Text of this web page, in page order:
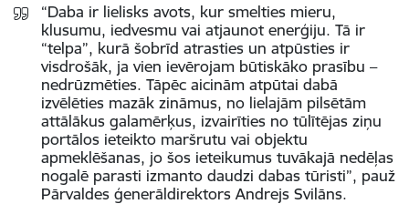
“Daba ir lielisks avots, kur smelties mieru,
klusumu, iedvesmu vai atjaunot enerģiju. Tā ir
“telpa”, kurā šobrīd atrasties un atpūsties ir
visdrošāk, ja vien ievērojam būtiskāko prasību –
nedrūzmēties. Tāpēc aicinām atpūtai dabā
izvēlēties mazāk zināmus, no lielajām pilsētām
attālākus galamērķus, izvairīties no tūlītējas ziņu
portālos ieteikto maršrutu vai objektu
apmeklēšanas, jo šos ieteikumus tuvākajā nedēļas
nogalē parasti izmanto daudzi dabas tūristi”, pauž
Pārvaldes ģenerāldirektors Andrejs Svilāns.